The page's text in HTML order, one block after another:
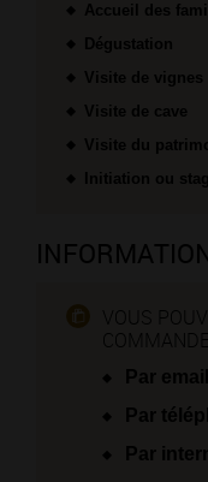
Accueil des
Dégustation
Visite de vignes
Visite de cave
Visite du
Initiation ou
VOUS
Par email
Par
Par